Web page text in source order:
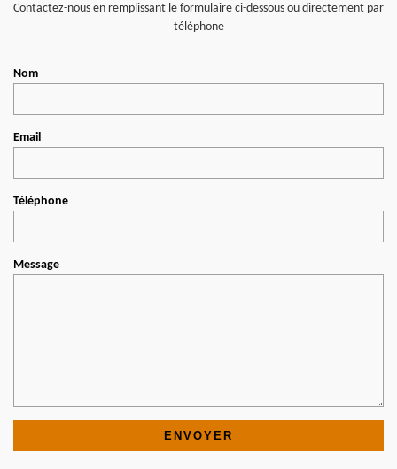
Contactez-nous en remplissant le formulaire ci-dessous ou directement par
téléphone
Nom
Email
Téléphone
Message